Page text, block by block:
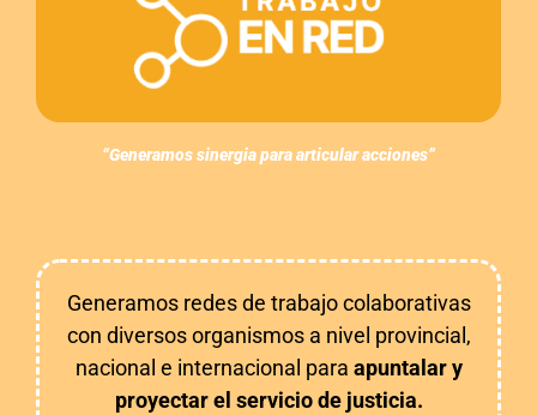
“Generamos sinergia para articular acciones”
Generamos redes de trabajo colaborativas
con diversos organismos a nivel provincial,
nacional e internacional para apuntalar y
proyectar el servicio de justicia.